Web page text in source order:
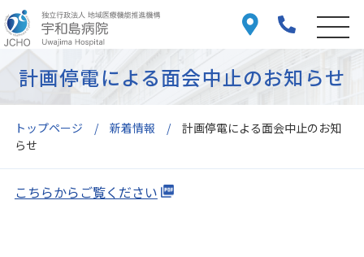
トップページ 新着情報
計画停電による面会中止のお知
らせ
計画停電による面会中止のお知らせ
こちらからご覧ください